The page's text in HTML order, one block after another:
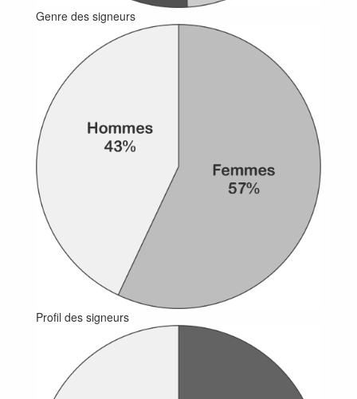
Genre des signeurs
Profil des signeurs